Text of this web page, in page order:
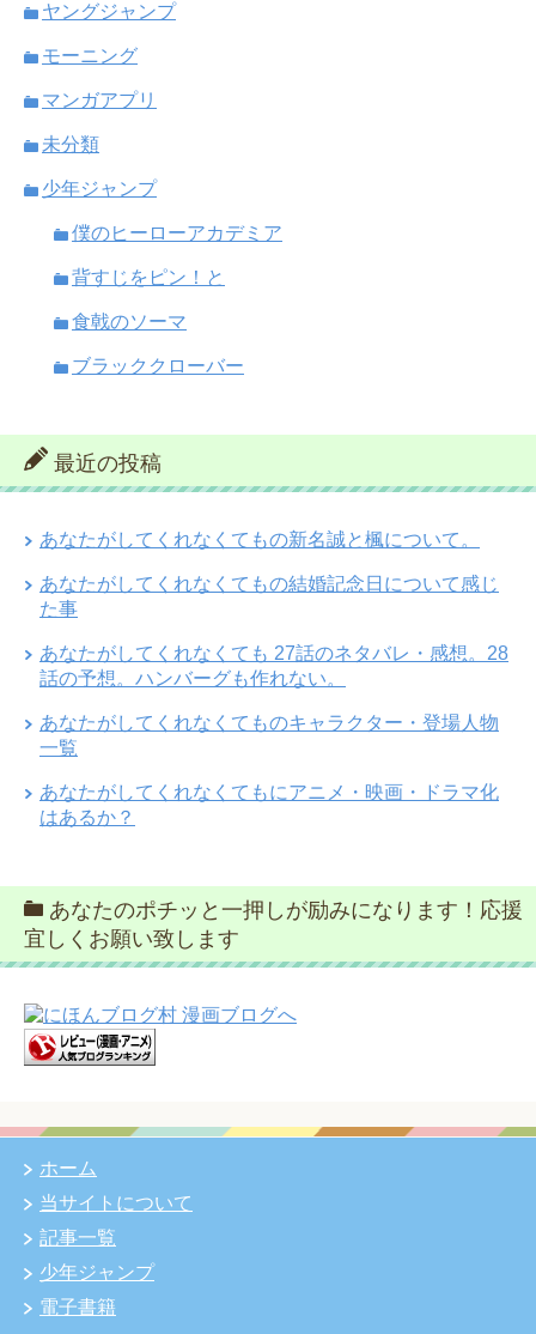
ヤングジャンプ
モーニング
マンガアプリ
未分類
少年ジャンプ
僕のヒーローアカデミア
背すじをピン！と
食戟のソーマ
ブラッククローバー
最近の投稿
あなたがしてくれなくてもの新名誠と楓について。
あなたがしてくれなくてもの結婚記念日について感じ
た事
あなたがしてくれなくても 27話のネタバレ・感想。28
話の予想。ハンバーグも作れない。
あなたがしてくれなくてものキャラクター・登場人物
一覧
あなたがしてくれなくてもにアニメ・映画・ドラマ化
はあるか？
あなたのポチッと一押しが励みになります！応援
宜しくお願い致します
ホーム
当サイトについて
記事一覧
少年ジャンプ
電子書籍